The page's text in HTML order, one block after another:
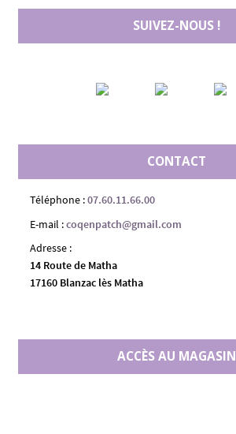
SUIVEZ-NOUS !
CONTACT
Téléphone :07.60.11.66.00
E-mail :coqenpatch@gmail.com
Adresse :
14 Route de Matha
17160 Blanzac lès Matha
ACCÈS AU MAGASIN